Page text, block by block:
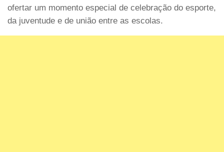
ofertar um momento especial de celebração do esporte,
da juventude e de união entre as escolas.